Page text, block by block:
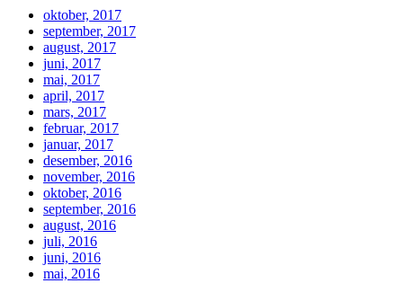
oktober, 2017
september, 2017
august, 2017
juni, 2017
mai, 2017
april, 2017
mars, 2017
februar, 2017
januar, 2017
desember, 2016
november, 2016
oktober, 2016
september, 2016
august, 2016
juli, 2016
juni, 2016
mai, 2016